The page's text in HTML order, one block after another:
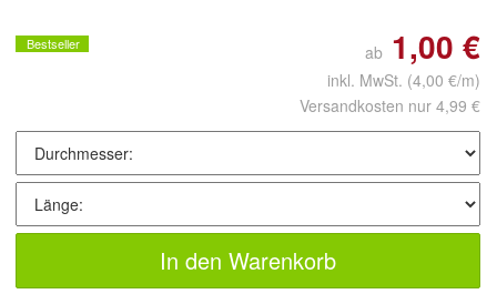
Bestseller ab 1,00 €
inkl. MwSt. (4,00 €/m)
Versandkosten nur 4,99 €
In den Warenkorb